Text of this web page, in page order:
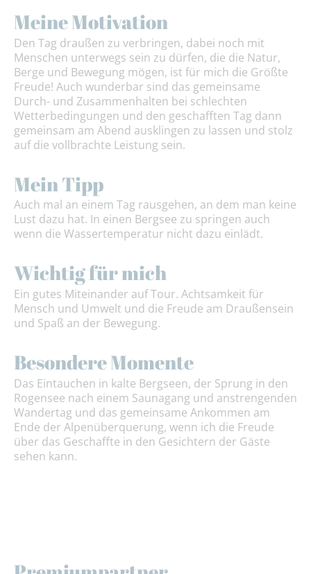
Meine Motivation
Den Tag draußen zu verbringen, dabei noch mit
Menschen unterwegs sein zu dürfen, die die Natur,
Berge und Bewegung mögen, ist für mich die Größte
Freude! Auch wunderbar sind das gemeinsame
Durch- und Zusammenhalten bei schlechten
Wetterbedingungen und den geschafften Tag dann
gemeinsam am Abend ausklingen zu lassen und stolz
auf die vollbrachte Leistung sein.
Mein Tipp
Auch mal an einem Tag rausgehen, an dem man keine
Lust dazu hat. In einen Bergsee zu springen auch
wenn die Wassertemperatur nicht dazu einlädt.
Wichtig für mich
Ein gutes Miteinander auf Tour. Achtsamkeit für
Mensch und Umwelt und die Freude am Draußensein
und Spaß an der Bewegung.
Besondere Momente
Das Eintauchen in kalte Bergseen, der Sprung in den
Rogensee nach einem Saunagang und anstrengenden
Wandertag und das gemeinsame Ankommen am
Ende der Alpenüberquerung, wenn ich die Freude
über das Geschaffte in den Gesichtern der Gäste
sehen kann.